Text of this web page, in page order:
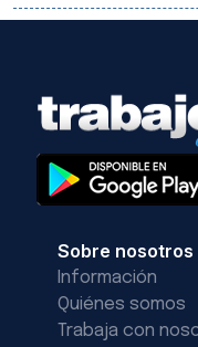
Sobre nosotros
Información
Quiénes somos
Trabaja con